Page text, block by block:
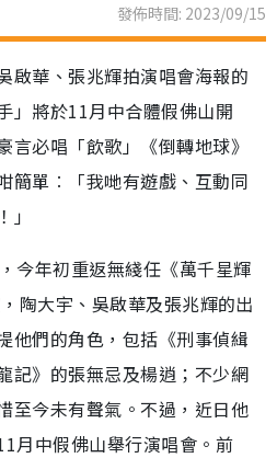
發佈時間: 2023/09/15
啟華、張兆輝拍演唱會海報的
」將於11月中合體假佛山開
言必唱「飲歌」《倒轉地球》
簡單︰「我哋有遊戲、互動同
今年初重返無綫任《萬千星輝
陶大宇、吳啟華及張兆輝的出
他們的角色，包括《刑事偵緝
記》的張無忌及楊逍；不少網
至今未有聲氣。不過，近日他
月中假佛山舉行演唱會。前